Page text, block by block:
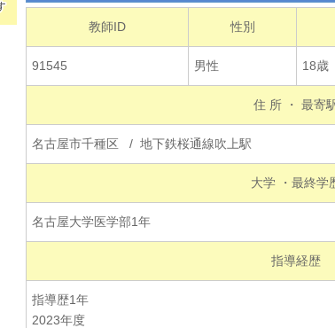
教師ID 性別
91545 男性 18歳
住 所 ・ 最寄
名古屋市千種区 / 地下鉄桜通線吹上駅
大学 ・最終学
名古屋大学医学部1年
指導経歴
指導歴1年
2023年度